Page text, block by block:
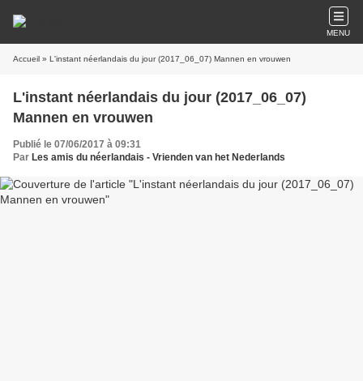
MENU
Accueil » L'instant néerlandais du jour (2017_06_07) Mannen en vrouwen
L'instant néerlandais du jour (2017_06_07)
Mannen en vrouwen
Publié le 07/06/2017 à 09:31
Par Les amis du néerlandais - Vrienden van het Nederlands